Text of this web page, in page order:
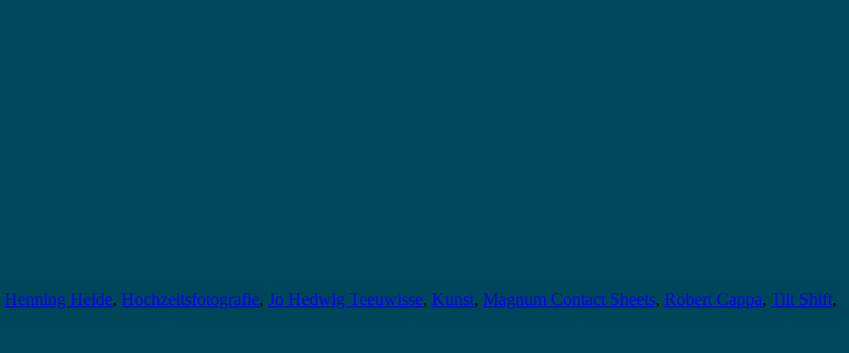
Henning Heide, Hochzeitsfotografie, Jo Hedwig Teeuwisse, Kunst, Magnum Contact Sheets, Robert Cappa, Tilt Shift,